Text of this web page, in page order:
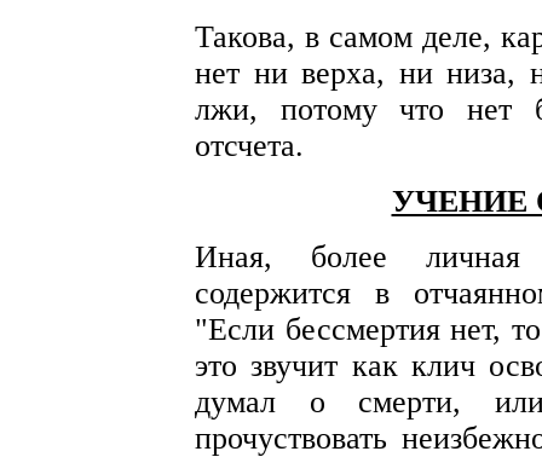
Такова, в самом деле,
нет ни верха, ни низа,
лжи, потому что нет
отсчета.
УЧЕНИЕ
Иная, более личная
содержится в
"Если бессмертия нет,
это звучит как клич
думал о смерти,
прочуствовать